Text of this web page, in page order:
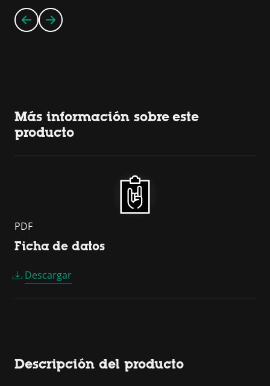
Más información sobre este
producto
PDF
Ficha de datos
Descargar
Descripción del producto